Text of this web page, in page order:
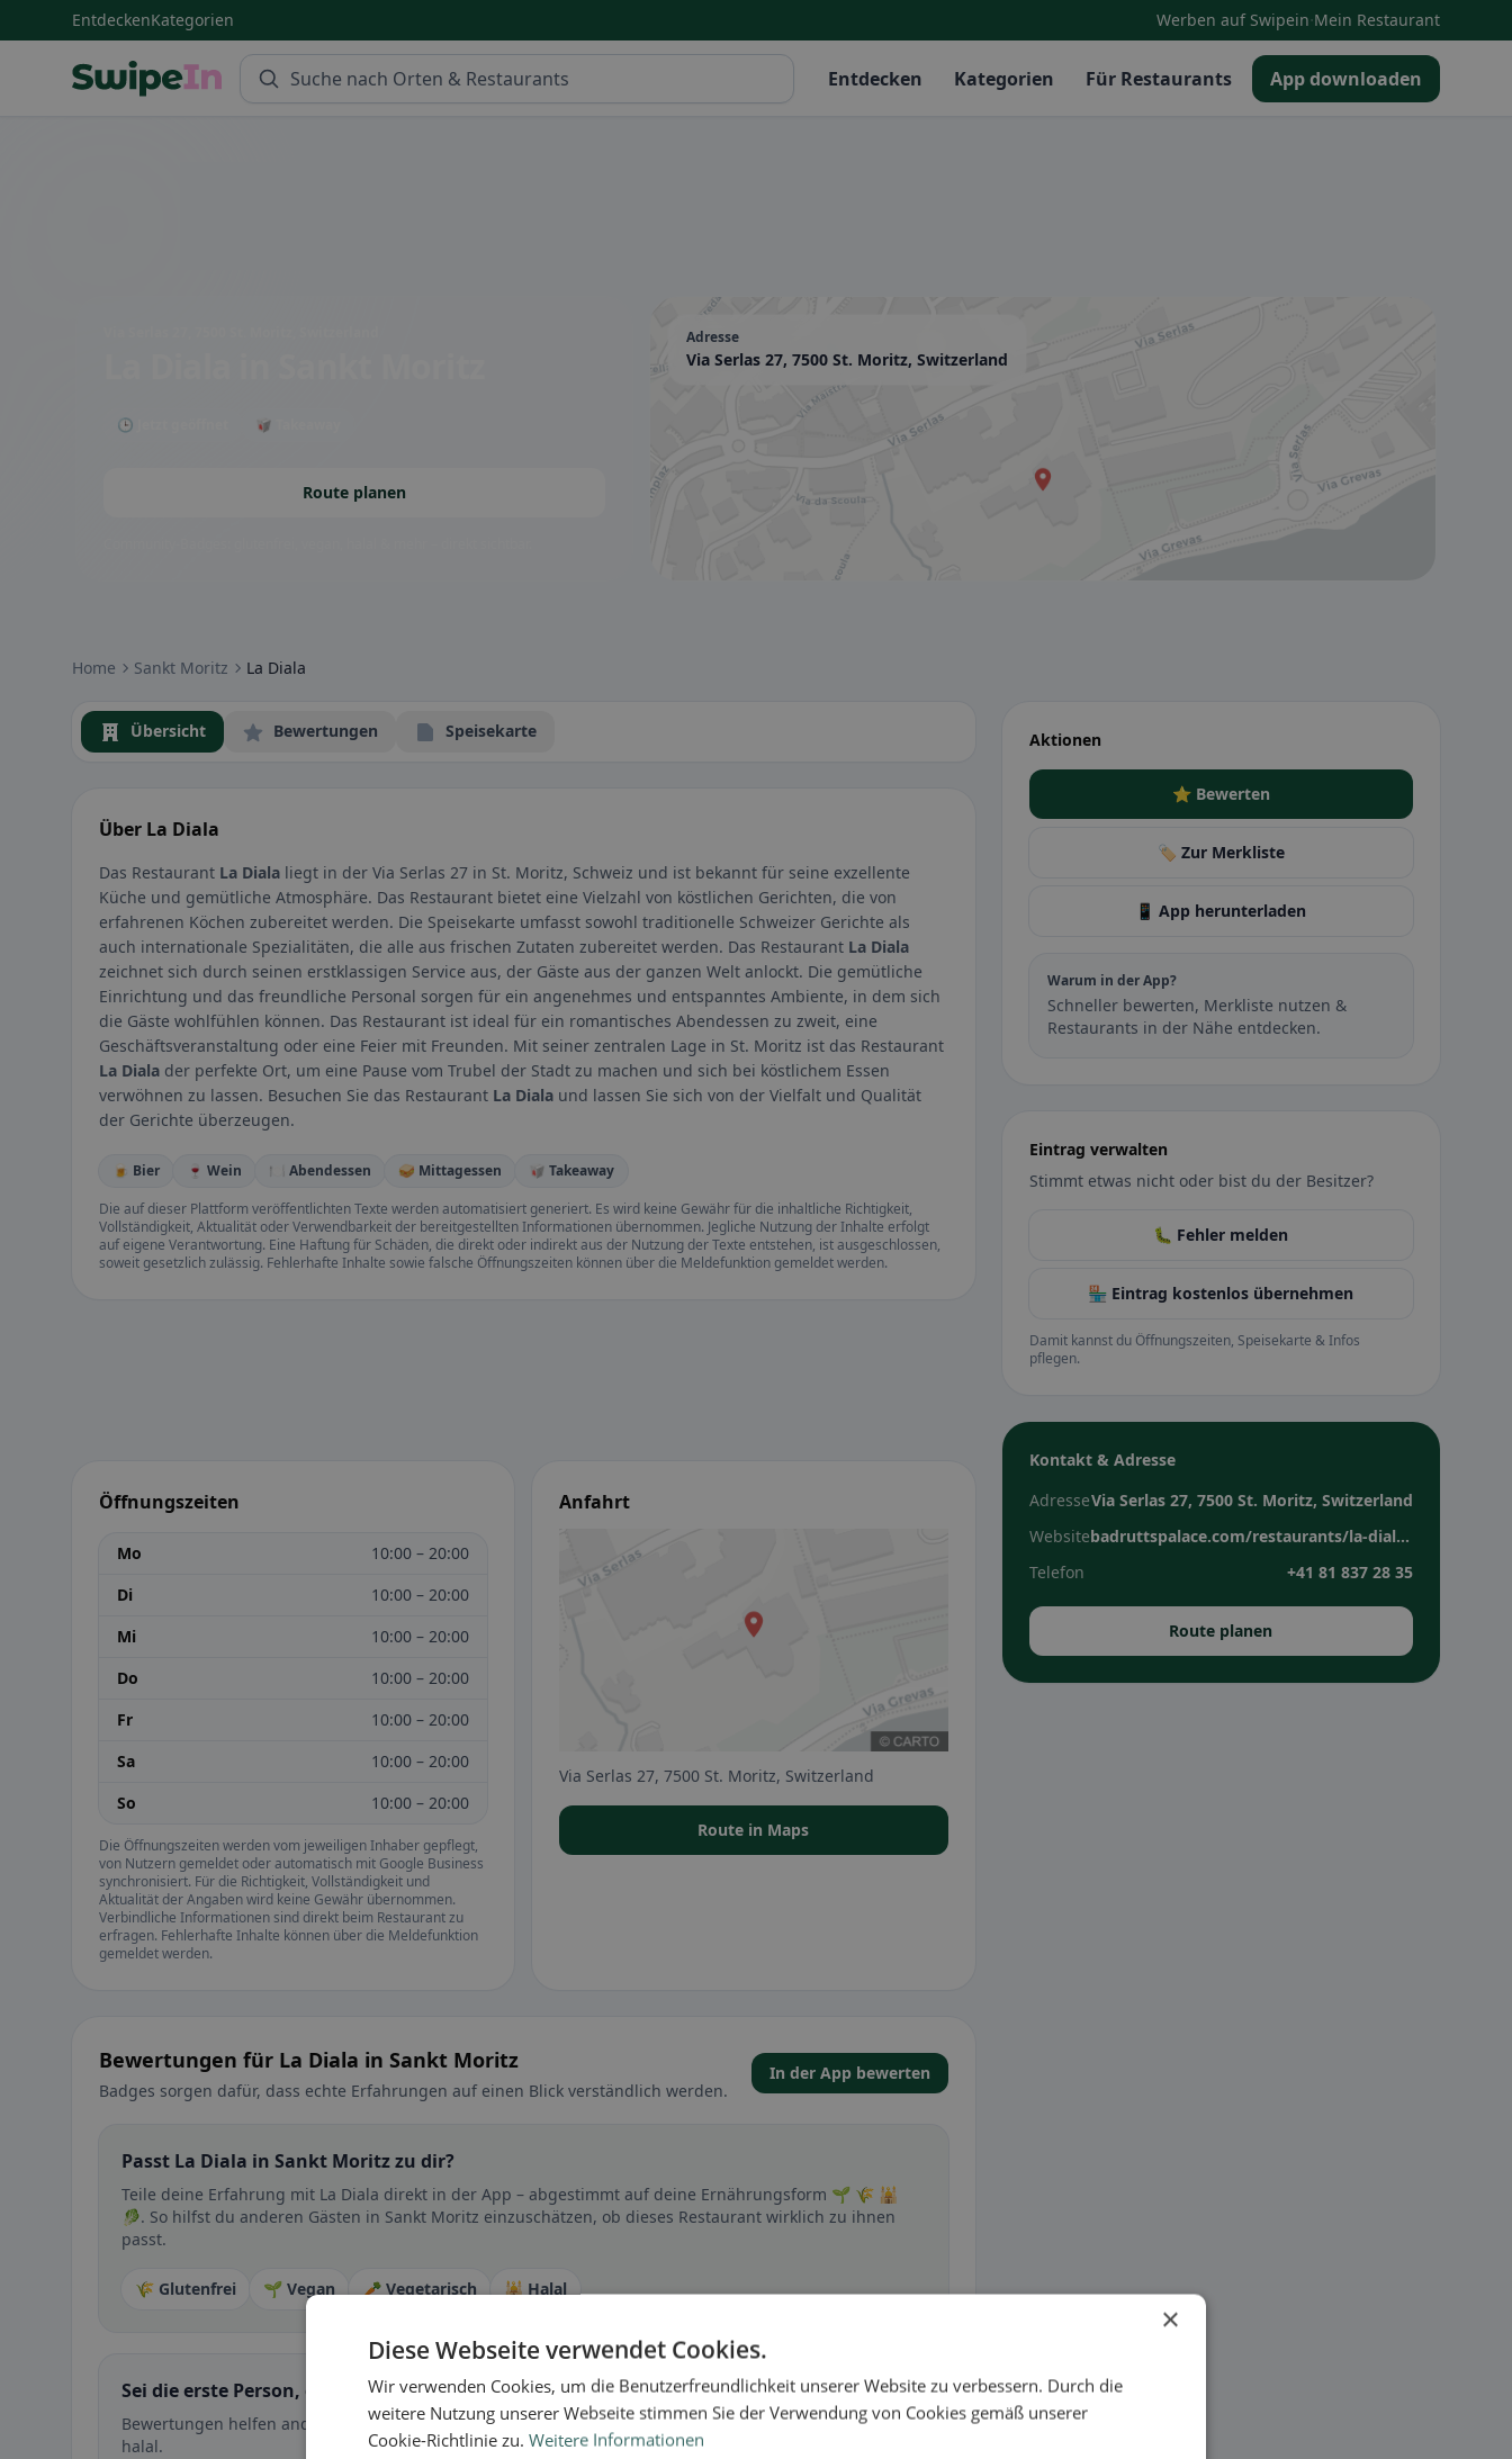
EntdeckenKategorien Werben auf Swipein·Mein Restaurant
Entdecken Kategorien Für Restaurants App downloaden
🕒 Jetzt geöffnet 🥡 Takeaway
Route planen
Adresse
Via Serlas 27, 7500 St. Moritz, Switzerland
Home Sankt Moritz La Diala
Übersicht Bewertungen Speisekarte
Über La Diala
Das Restaurant La Diala liegt in der Via Serlas 27 in St. Moritz, Schweiz und ist bekannt für seine exzellente
Küche und gemütliche Atmosphäre. Das Restaurant bietet eine Vielzahl von köstlichen Gerichten, die von
erfahrenen Köchen zubereitet werden. Die Speisekarte umfasst sowohl traditionelle Schweizer Gerichte als
auch internationale Spezialitäten, die alle aus frischen Zutaten zubereitet werden. Das Restaurant La Diala
zeichnet sich durch seinen erstklassigen Service aus, der Gäste aus der ganzen Welt anlockt. Die gemütliche
Einrichtung und das freundliche Personal sorgen für ein angenehmes und entspanntes Ambiente, in dem sich
die Gäste wohlfühlen können. Das Restaurant ist ideal für ein romantisches Abendessen zu zweit, eine
Geschäftsveranstaltung oder eine Feier mit Freunden. Mit seiner zentralen Lage in St. Moritz ist das Restaurant
La Diala der perfekte Ort, um eine Pause vom Trubel der Stadt zu machen und sich bei köstlichem Essen
verwöhnen zu lassen. Besuchen Sie das Restaurant La Diala und lassen Sie sich von der Vielfalt und Qualität
der Gerichte überzeugen.
🍺 Bier 🍷 Wein 🍽️ Abendessen 🥪 Mittagessen
🥡 Takeaway
Die auf dieser Plattform veröffentlichten Texte werden automatisiert generiert. Es wird keine Gewähr für die inhaltliche Richtigkeit,
Vollständigkeit, Aktualität oder Verwendbarkeit der bereitgestellten Informationen übernommen. Jegliche Nutzung der Inhalte erfolgt
auf eigene Verantwortung. Eine Haftung für Schäden, die direkt oder indirekt aus der Nutzung der Texte entstehen, ist ausgeschlossen,
soweit gesetzlich zulässig. Fehlerhafte Inhalte sowie falsche Öffnungszeiten können über die Meldefunktion gemeldet werden.
Öffnungszeiten
Mo
10:00 – 20:00
Di
10:00 – 20:00
Mi
10:00 – 20:00
Do
10:00 – 20:00
Fr
10:00 – 20:00
Sa
10:00 – 20:00
So
10:00 – 20:00
Die Öffnungszeiten werden vom jeweiligen Inhaber gepflegt,
von Nutzern gemeldet oder automatisch mit Google Business
synchronisiert. Für die Richtigkeit, Vollständigkeit und
Aktualität der Angaben wird keine Gewähr übernommen.
Verbindliche Informationen sind direkt beim Restaurant zu
erfragen. Fehlerhafte Inhalte können über die Meldefunktion
gemeldet werden.
Anfahrt
Via Serlas 27, 7500 St. Moritz, Switzerland
Route in Maps
Bewertungen für La Diala in Sankt Moritz
Badges sorgen dafür, dass echte Erfahrungen auf einen Blick verständlich werden.
In der App bewerten
Passt La Diala in Sankt Moritz zu dir?
Teile deine Erfahrung mit La Diala direkt in der App – abgestimmt auf deine Ernährungsform 🌱 🌾 🕌
🥬. So hilfst du anderen Gästen in Sankt Moritz einzuschätzen, ob dieses Restaurant wirklich zu ihnen
passt.
🌾 Glutenfrei 🌱 Vegan 🥕 Vegetarisch 🕌 Halal
Sei die erste Person, die ihre Erfahrung teilt
Bewertungen helfen anderen bei der Entscheidung – besonders bei glutenfrei, vegan, vegetarisch oder
halal.
Aktionen
⭐ Bewerten
🏷️ Zur Merkliste
📱 App herunterladen
Warum in der App?
Schneller bewerten, Merkliste nutzen &
Restaurants in der Nähe entdecken.
Eintrag verwalten
Stimmt etwas nicht oder bist du der Besitzer?
🐛 Fehler melden
🏪 Eintrag kostenlos übernehmen
Damit kannst du Öffnungszeiten, Speisekarte & Infos
pflegen.
Kontakt & Adresse
AdresseVia Serlas 27, 7500 St. Moritz, Switzerland
Website
badruttspalace.com/restaurants/la-diala-winter
Telefon
+41 81 837 28 35
Route planen
×
Diese Webseite verwendet Cookies.
Wir verwenden Cookies, um die Benutzerfreundlichkeit unserer Website zu verbessern. Durch die
weitere Nutzung unserer Webseite stimmen Sie der Verwendung von Cookies gemäß unserer
Cookie-Richtlinie zu. Weitere Informationen